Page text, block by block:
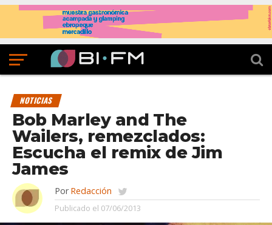
NOTICIAS
Bob Marley and The
Wailers, remezclados:
Escucha el remix de Jim
James
Por Redacción
Publicado el 07/06/2013